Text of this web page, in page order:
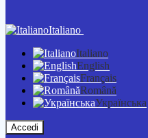
Italiano
Italiano
English
Français
Română
Українська
Accedi